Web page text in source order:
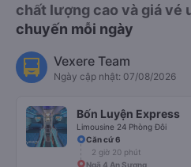
chất lượng cao và giá vé
chuyến mỗi ngày
Vexere Team
Ngày cập nhật: 07/08/2026
Bốn Luyện Express
Limousine 24 Phòng Đôi
Căn cứ 6
2 giờ 20 phút
Ngã 4 An Sương